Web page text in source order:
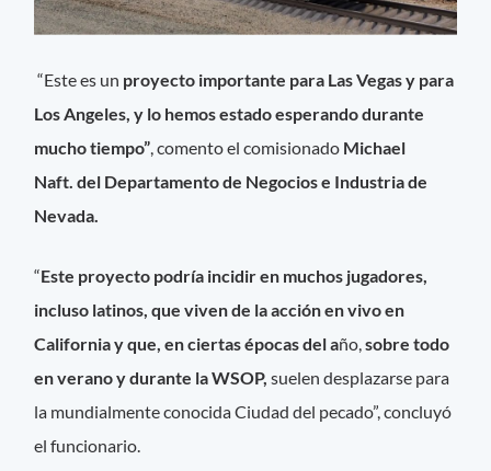
“Este es un proyecto importante para Las Vegas y para
Los Angeles, y lo hemos estado esperando durante
mucho tiempo” , comento el comisionado Michael
Naft. del Departamento de Negocios e Industria de
Nevada.
“Este proyecto podría incidir en muchos jugadores,
incluso latinos, que viven de la acción en vivo en
California y que, en ciertas épocas del año,sobre todo
en verano y durante la WSOP, suelen desplazarse para
la mundialmente conocida Ciudad del pecado”, concluyó
el funcionario.